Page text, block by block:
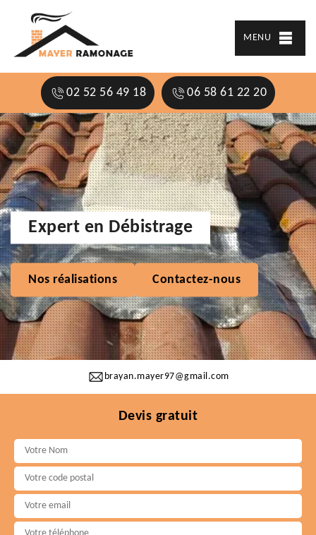
MENU
02 52 56 49 18 06 58 61 22 20
brayan.mayer97@gmail.com
Expert en Débistrage
Nos réalisations Contactez-nous
Devis gratuit